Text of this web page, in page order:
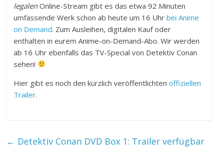
legalenOnline-Stream gibt es das etwa 92 Minuten
umfassende Werk schon ab heute um 16 Uhrbei Anime
on Demand. Zum Ausleihen, digitalen Kauf oder
enthalten in eurem Anime-on-Demand-Abo. Wir werden
ab 16 Uhr ebenfalls das TV-Special von Detektiv Conan
sehen!
Hier gibt es noch den kürzlich veröffentlichtenoffiziellen
Trailer.
← Detektiv Conan DVD Box 1: Trailer verfügbar